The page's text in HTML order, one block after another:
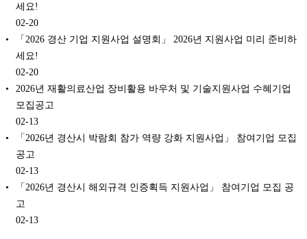
세요!
02-20
「2026 경산 기업 지원사업 설명회」 2026년 지원사업 미리 준비하
세요!
02-20
2026년 재활의료산업 장비활용 바우처 및 기술지원사업 수혜기업
모집공고
02-13
「2026년 경산시 박람회 참가 역량 강화 지원사업」 참여기업 모집
공고
02-13
「2026년 경산시 해외규격 인증획득 지원사업」 참여기업 모집 공
고
02-13